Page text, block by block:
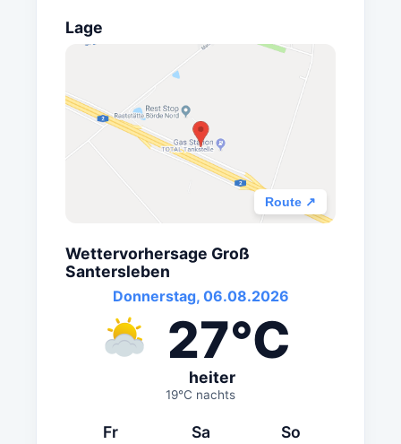
Lage
Route ↗
Wettervorhersage Groß
Santersleben
Donnerstag, 06.08.2026
27°C
heiter
19°C nachts
Fr Sa So